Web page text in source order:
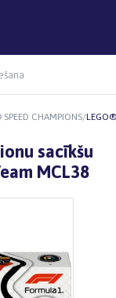
CHAMPIONS/
sacīkšu
MCL38